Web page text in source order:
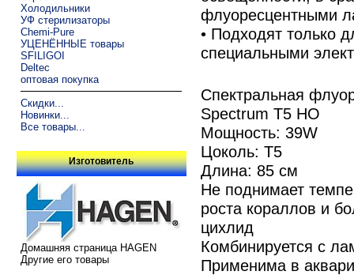
Холодильники
УФ стерилизаторы
Chemi-Pure
УЦЕНЁННЫЕ товары
SFILIGOI
Deltec
оптовая покупка
Скидки...
Новинки...
Все товары...
Изготовитель
Домашняя страница HAGEN
Другие его товары
флуоресцентными
• Подходят только
специальными
Спектральная
Spectrum T5 HO
Мощность: 39W
Цоколь: Т5
Длина: 85 см
Не поднимает
роста кораллов и
цихлид
Комбинируется с
Применима в